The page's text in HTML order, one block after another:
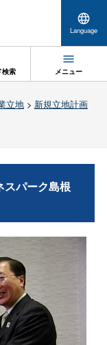
Language
検索 メニュー
立地> 新規立地計画
スパーク島根